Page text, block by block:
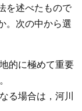
を述べたもので
。次の中から選
的に極めて重要
る場合は，河川